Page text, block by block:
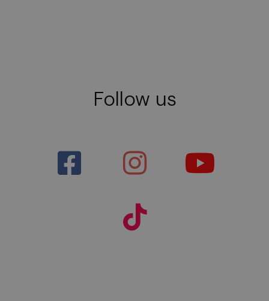
Follow us